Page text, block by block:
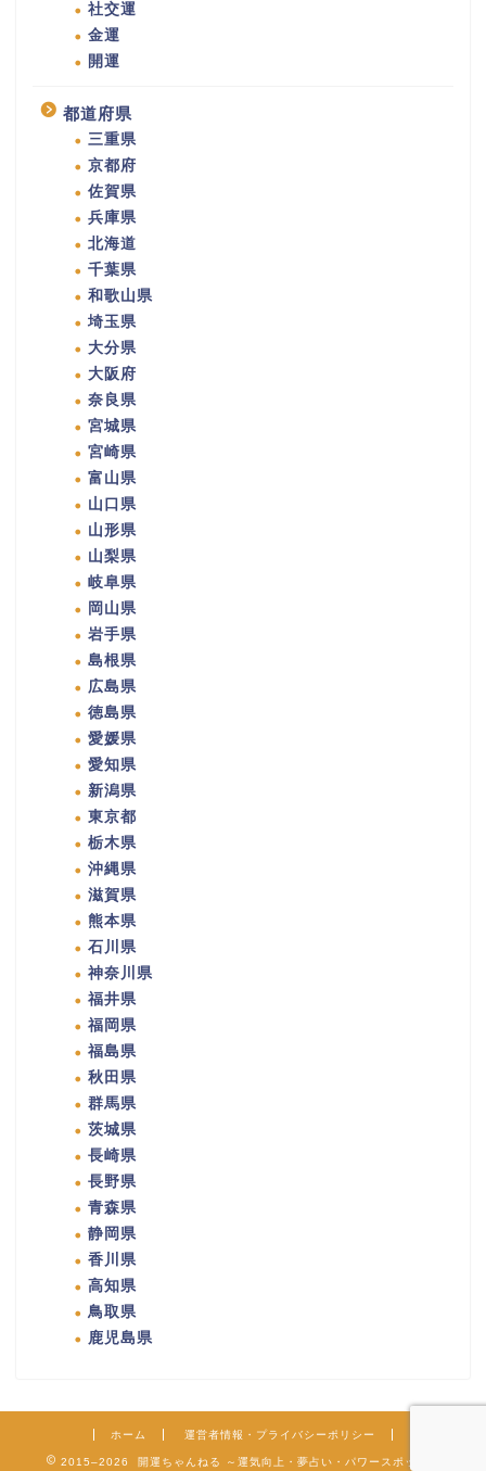
社交運
金運
開運
都道府県
三重県
京都府
佐賀県
兵庫県
北海道
千葉県
和歌山県
埼玉県
大分県
大阪府
奈良県
宮城県
宮崎県
富山県
山口県
山形県
山梨県
岐阜県
岡山県
岩手県
島根県
広島県
徳島県
愛媛県
愛知県
新潟県
東京都
栃木県
沖縄県
滋賀県
熊本県
石川県
神奈川県
福井県
福岡県
福島県
秋田県
群馬県
茨城県
長崎県
長野県
青森県
静岡県
香川県
高知県
鳥取県
鹿児島県
ホーム 運営者情報・プライバシーポリシー
2015–2026 開運ちゃんねる ～運気向上・夢占い・パワースポット～